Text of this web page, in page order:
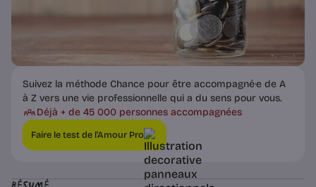
Suivez la méthode Chance pour être accompagné·e de A
à Z vers une vie professionnelle qui a du sens pour vous.
Déjà + de 45 000 personnes accompagnées
Faire le test de l’Amour Pro